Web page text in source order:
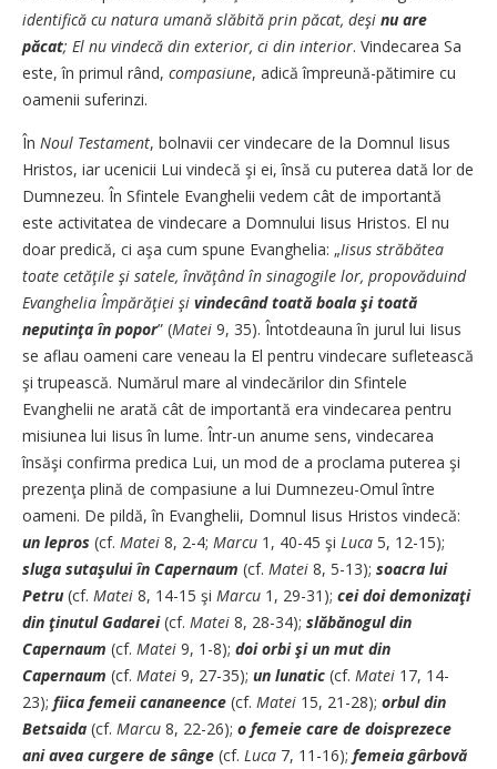
identifică cu natura umană slăbită prin păcat, deşi nu are
păcat; El nu vindecă din exterior, ci din interior. Vindecarea Sa
este, în primul rând, compasiune, adică împreună-pătimire cu
oamenii suferinzi.
În Noul Testament, bolnavii cer vindecare de la Domnul Iisus
Hristos, iar ucenicii Lui vindecă şi ei, însă cu puterea dată lor de
Dumnezeu. În Sfintele Evanghelii vedem cât de importantă
este activitatea de vindecare a Domnului Iisus Hristos. El nu
doar predică, ci aşa cum spune Evanghelia: „Iisus străbătea
toate cetăţile şi satele, învăţând în sinagogile lor, propovăduind
Evanghelia Împărăţiei şi vindecând toată boala şi toată
neputinţa în popor” (Matei 9, 35). Întotdeauna în jurul lui Iisus
se aflau oameni care veneau la El pentru vindecare sufletească
şi trupească. Numărul mare al vindecărilor din Sfintele
Evanghelii ne arată cât de importantă era vindecarea pentru
misiunea lui Iisus în lume. Într-un anume sens, vindecarea
însăşi confirma predica Lui, un mod de a proclama puterea şi
prezenţa plină de compasiune a lui Dumnezeu-Omul între
oameni. De pildă, în Evanghelii, Domnul Iisus Hristos vindecă:
un lepros (cf. Matei 8, 2-4; Marcu 1, 40-45 şi Luca 5, 12-15);
sluga sutaşului în Capernaum (cf. Matei 8, 5-13); soacra lui
Petru (cf. Matei 8, 14-15 şi Marcu 1, 29-31); cei doi demonizaţi
din ţinutul Gadarei(cf. Matei 8, 28-34); slăbănogul din
Capernaum (cf. Matei 9, 1-8); doi orbi şi un mut din
Capernaum (cf. Matei 9, 27-35); un lunatic (cf. Matei 17, 14-
23); fiica femeii cananeence (cf. Matei 15, 21-28); orbul din
Betsaida (cf. Marcu 8, 22-26); o femeie care de doisprezece
ani avea curge­re de sânge (cf. Luca 7, 11-16); femeia gârbovă